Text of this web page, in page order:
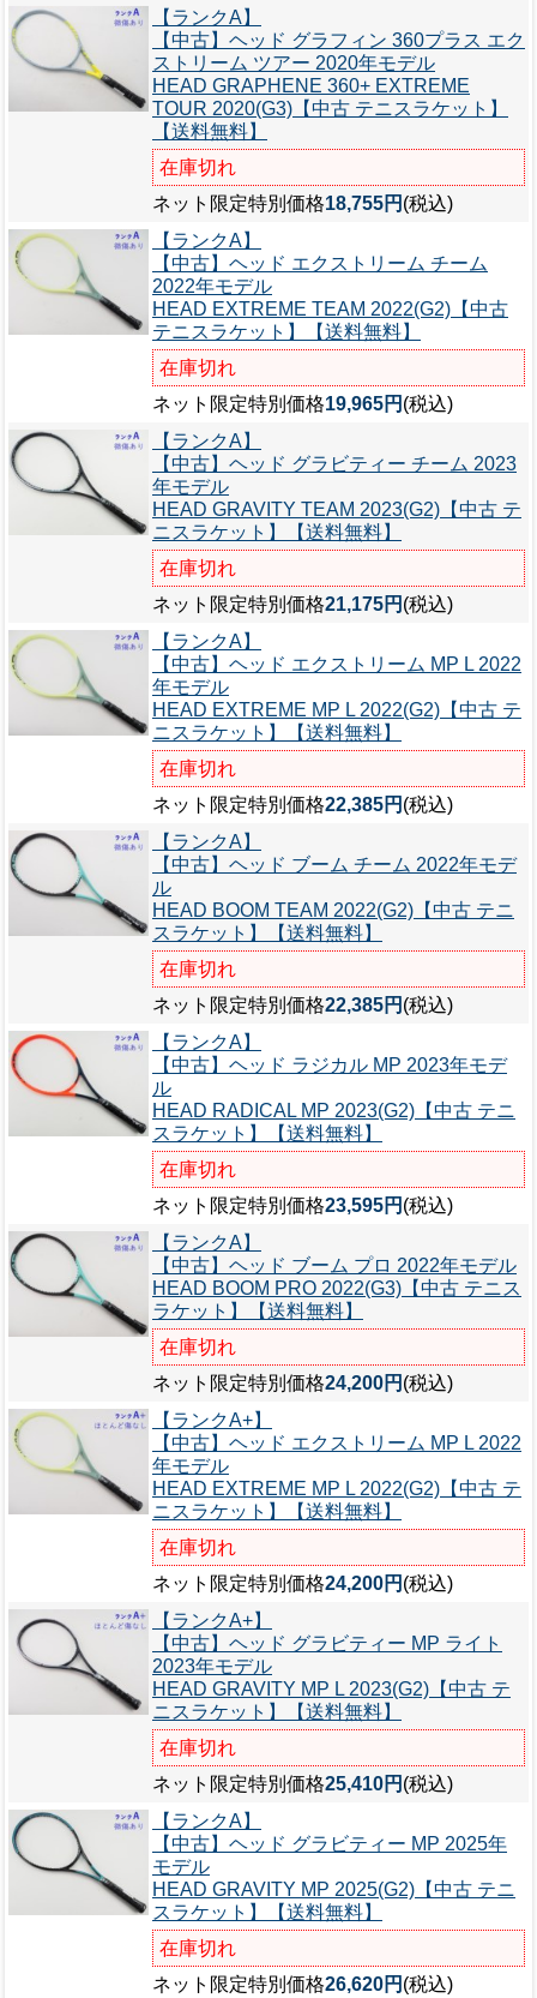
【ランクA】
【中古】ヘッド グラフィン 360プラス エク
ストリーム ツアー 2020年モデル
HEAD GRAPHENE 360+ EXTREME
TOUR 2020(G3)【中古 テニスラケット】
【送料無料】
在庫切れ
ネット限定特別価格18,755円 (税込)
【ランクA】
【中古】ヘッド エクストリーム チーム
2022年モデル
HEAD EXTREME TEAM 2022(G2)【中古
テニスラケット】【送料無料】
在庫切れ
ネット限定特別価格19,965円 (税込)
【ランクA】
【中古】ヘッド グラビティー チーム 2023
年モデル
HEAD GRAVITY TEAM 2023(G2)【中古 テ
ニスラケット】【送料無料】
在庫切れ
ネット限定特別価格21,175円 (税込)
【ランクA】
【中古】ヘッド エクストリーム MP L 2022
年モデル
HEAD EXTREME MP L 2022(G2)【中古 テ
ニスラケット】【送料無料】
在庫切れ
ネット限定特別価格22,385円 (税込)
【ランクA】
【中古】ヘッド ブーム チーム 2022年モデ
ル
HEAD BOOM TEAM 2022(G2)【中古 テニ
スラケット】【送料無料】
在庫切れ
ネット限定特別価格22,385円 (税込)
【ランクA】
【中古】ヘッド ラジカル MP 2023年モデ
ル
HEAD RADICAL MP 2023(G2)【中古 テニ
スラケット】【送料無料】
在庫切れ
ネット限定特別価格23,595円 (税込)
【ランクA】
【中古】ヘッド ブーム プロ 2022年モデル
HEAD BOOM PRO 2022(G3)【中古 テニス
ラケット】【送料無料】
在庫切れ
ネット限定特別価格24,200円 (税込)
【ランクA+】
【中古】ヘッド エクストリーム MP L 2022
年モデル
HEAD EXTREME MP L 2022(G2)【中古 テ
ニスラケット】【送料無料】
在庫切れ
ネット限定特別価格24,200円 (税込)
【ランクA+】
【中古】ヘッド グラビティー MP ライト
2023年モデル
HEAD GRAVITY MP L 2023(G2)【中古 テ
ニスラケット】【送料無料】
在庫切れ
ネット限定特別価格25,410円 (税込)
【ランクA】
【中古】ヘッド グラビティー MP 2025年
モデル
HEAD GRAVITY MP 2025(G2)【中古 テニ
スラケット】【送料無料】
在庫切れ
ネット限定特別価格26,620円 (税込)